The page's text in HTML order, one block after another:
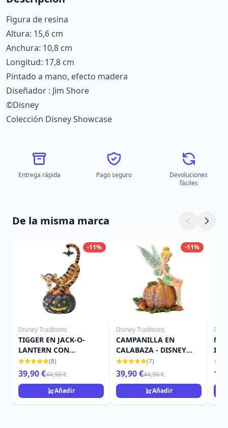
Figura de resina
Altura: 15,6 cm
Anchura: 10,8 cm
Longitud: 17,8 cm
Pintado a mano, efecto madera
Diseñador : Jim Shore
©Disney
Colección Disney Showcase
Entrega rápida Pago seguro
Devoluciones
fáciles
De la misma marca
-11%
Disney Traditions
TIGGER EN JACK-O-
LANTERN CON
MURCIÉLAGO - DISNEY
TRADITIONS
(8)
39,90 €44,90 €
Añadir
-11%
Disney Traditions
CAMPANILLA EN
CALABAZA - DISNEY
TRADITIONS
(7)
39,90 €44,90 €
Añadir
IN